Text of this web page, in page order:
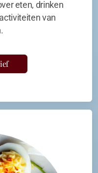
eten, drinken
van